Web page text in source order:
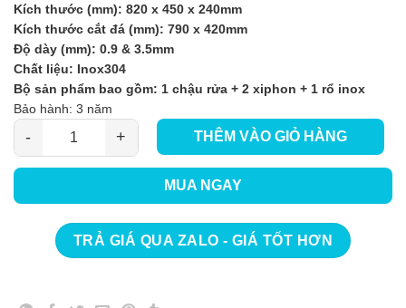
Kích thước (mm): 820 x 450 x 240mm
Kích thước cắt đá (mm): 790 x 420mm
Độ dày (mm): 0.9 & 3.5mm
Chất liệu: Inox304
Bộ sản phẩm bao gồm: 1 chậu rửa + 2 xiphon + 1 rổ inox
Bảo hành: 3 năm
Chậu Rửa Bát Keeper CR02 – 8245C số lượng
THÊM VÀO GIỎ HÀNG
MUA NGAY
TRẢ GIÁ QUA ZALO - GIÁ TỐT HƠN